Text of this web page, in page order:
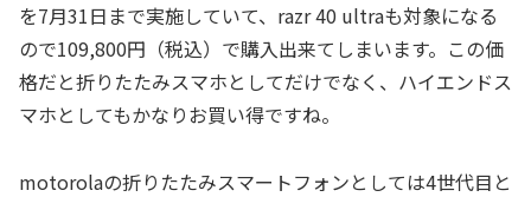
を7月31日まで実施していて、razr 40 ultraも対象になる
ので109,800円（税込）で購入出来てしまいます。この価
格だと折りたたみスマホとしてだけでなく、ハイエンドス
マホとしてもかなりお買い得ですね。
motorolaの折りたたみスマートフォンとしては4世代目と